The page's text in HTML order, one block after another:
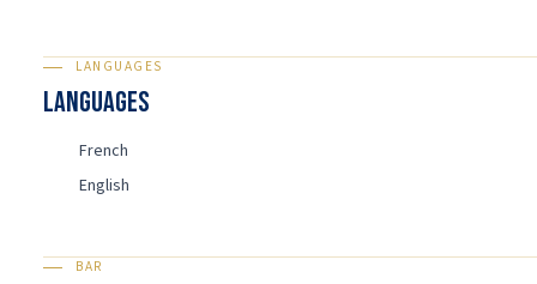
LANGUAGES
Languages
French
English
BAR